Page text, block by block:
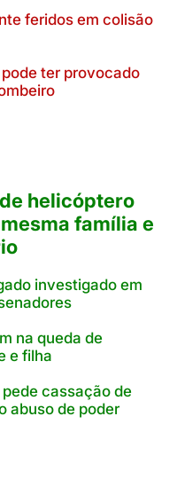
feridos em colisão
ter provocado
helicóptero
família e
investigado em
na queda de
e filha
cassação de
abuso de poder